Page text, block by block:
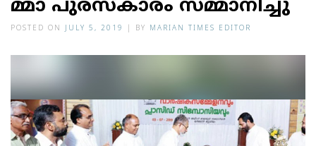
മ്മാ പു​​ര​​സ്കാ​​​രം സ​​​മ്മാ​​​നി​​​ച്ചു
POSTED ON JULY 5, 2019 BY MARIAN TIMES EDITOR